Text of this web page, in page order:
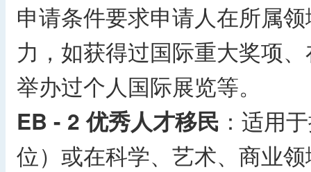
申请条件要求申请人在所属
力，如获得过国际重大奖项
举办过个人国际展览等。
EB - 2 优秀人才移民 ：适用
位）或在科学、艺术、商业